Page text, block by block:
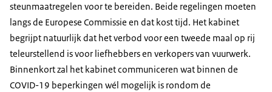
steunmaatregelen voor te bereiden. Beide regelingen moeten
langs de Europese Commissie en dat kost tijd. Het kabinet
begrijpt natuurlijk dat het verbod voor een tweede maal op rij
teleurstellend is voor liefhebbers en verkopers van vuurwerk.
Binnenkort zal het kabinet communiceren wat binnen de
COVID-19 beperkingen wél mogelijk is rondom de